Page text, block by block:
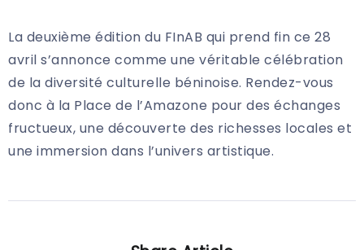
La deuxième édition du FInAB qui prend fin ce 28
avril s’annonce comme une véritable célébration
de la diversité culturelle béninoise. Rendez-vous
donc à la Place de l’Amazone pour des échanges
fructueux, une découverte des richesses locales et
une immersion dans l’univers artistique.